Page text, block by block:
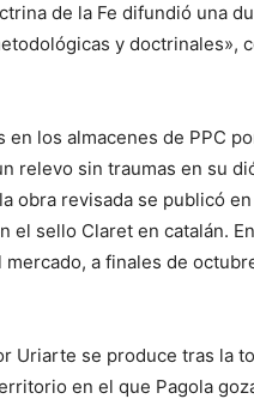
de la Fe difundió una
y doctrinales»,
los almacenes de PPC
relevo sin traumas en su
obra revisada se publicó
el sello Claret en catalán.
a finales de
Uriarte se produce tras la
en el que Pagola